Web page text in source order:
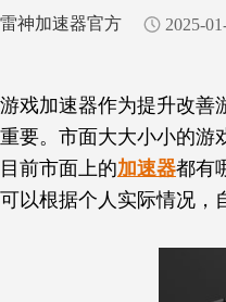
雷神加速器官方 2025-
游戏加速器作为提升改善
重要。市面大大小小的游
目前市面上的加速器都有
可以根据个人实际情况，